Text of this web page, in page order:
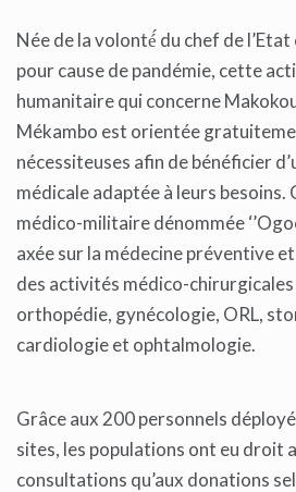
Née de la volonté́ du chef de
pour cause de pandémie, cette
humanitaire qui concerne
Mékambo est orientée
nécessiteuses afin de bénéficier
médicale adaptée à leurs
médico-militaire dénommée
axée sur la médecine préventive
des activités médico-chirurgicales
orthopédie, gynécologie, ORL,
cardiologie et ophtalmologie.
Grâce aux 200 personnels
sites, les populations ont eu droit
consultations qu’aux donations